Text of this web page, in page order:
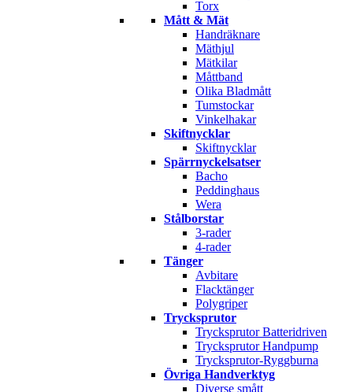
Torx
Mått & Mät
Handräknare
Mäthjul
Mätkilar
Måttband
Olika Bladmått
Tumstockar
Vinkelhakar
Skiftnycklar
Skiftnycklar
Spärrnyckelsatser
Bacho
Peddinghaus
Wera
Stålborstar
3-rader
4-rader
Tänger
Avbitare
Flacktänger
Polygriper
Trycksprutor
Trycksprutor Batteridriven
Trycksprutor Handpump
Trycksprutor-Ryggburna
Övriga Handverktyg
Diverse smått